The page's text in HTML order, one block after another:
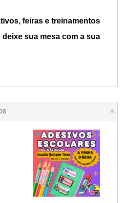
feiras e treinamentos
deixe sua mesa com a sua